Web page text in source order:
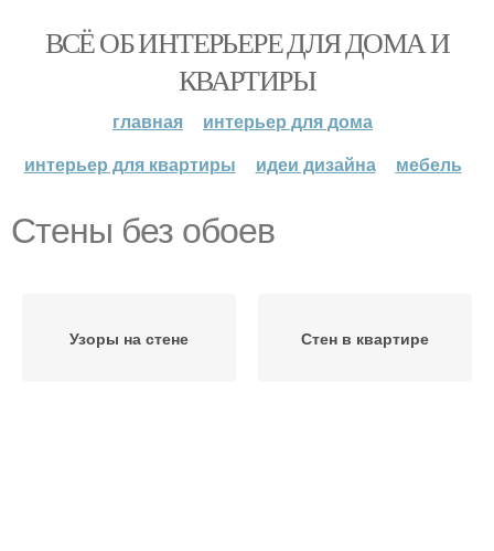
ВСЁ ОБ ИНТЕРЬЕРЕ ДЛЯ ДОМА И
КВАРТИРЫ
главная
интерьер для дома
интерьер для квартиры
идеи дизайна мебель
Стены без обоев
Узоры на стене Стен в квартире